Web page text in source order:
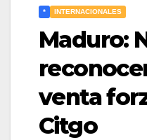
* INTERNACIONALES
Maduro:
venta
Citgo